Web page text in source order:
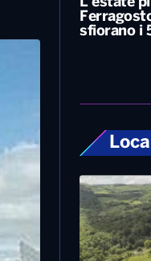
L’estate
sfiorano i